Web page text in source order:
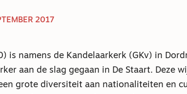
2017
is namens de Kandelaarkerk (GKv) in
aan de slag gegaan in De Staart. Deze
grote diversiteit aan nationaliteiten en